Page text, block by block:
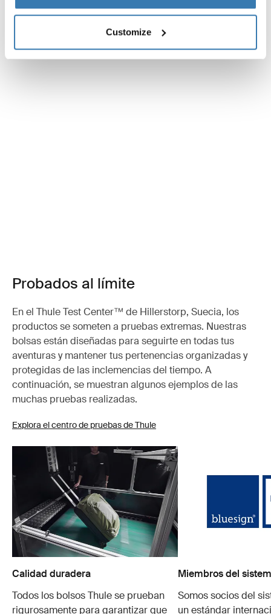
Customize
Probados al límite
En el Thule Test Center™ de Hillerstorp, Suecia, los
productos se someten a pruebas extremas. Nuestras
bolsas están diseñadas para seguirte en todas tus
aventuras y mantener tus pertenencias organizadas y
protegidas de las inclemencias del tiempo. A
continuación, se muestran algunos ejemplos de las
muchas pruebas realizadas.
Explora el centro de pruebas de Thule
Calidad duradera
Todos los bolsos Thule se prueban
rigurosamente para garantizar que
Miembros del
Somos socios del
un estándar